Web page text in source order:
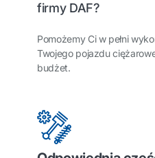
firmy DAF?
Pomożemy Ci w pełni
Twojego pojazdu
budżet.